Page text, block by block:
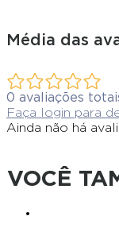
Média das
0 avaliações
Faça login para
Ainda não há
VOCÊ